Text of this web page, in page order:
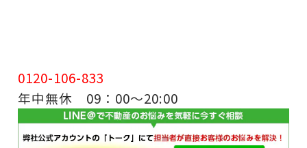
0120-106-833
年中無休 09：00～20:00